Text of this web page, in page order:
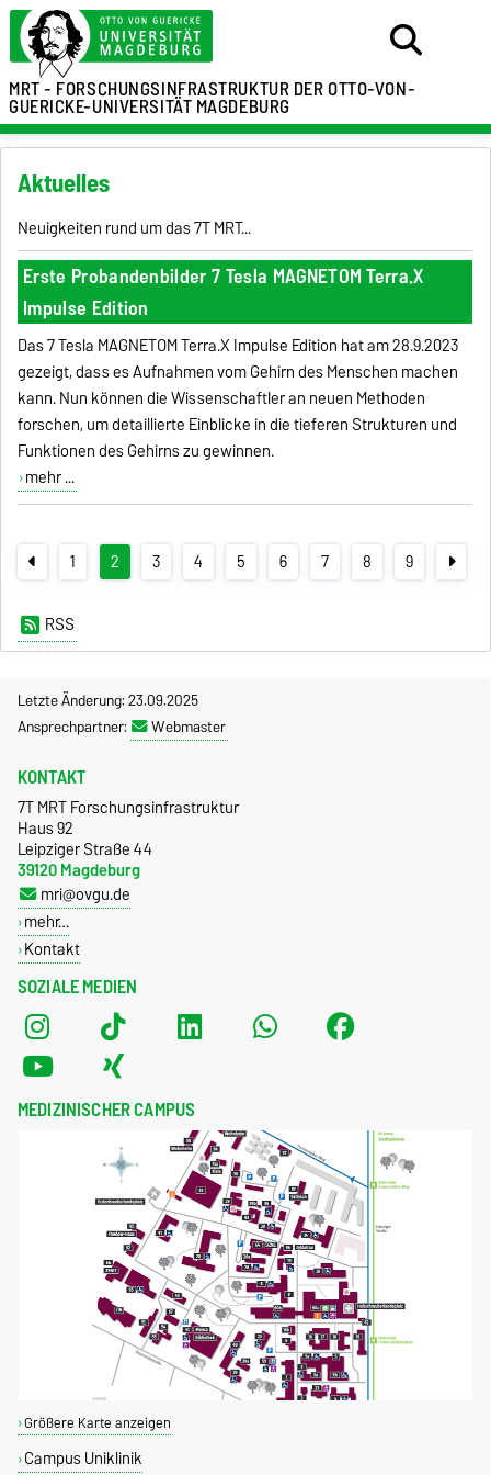
MRT - FORSCHUNGSINFRASTRUKTURDER OTTO-VON-
GUERICKE-UNIVERSITÄT MAGDEBURG
Aktuelles
Neuigkeiten rund um das 7T MRT...
Erste Probandenbilder 7 Tesla MAGNETOM Terra.X
Impulse Edition
Das 7 Tesla MAGNETOM Terra.X Impulse Edition hat am 28.9.2023
gezeigt, dass es Aufnahmen vom Gehirn des Menschen machen
kann. Nun können die Wissenschaftler an neuen Methoden
forschen, um detaillierte Einblicke in die tieferen Strukturen und
Funktionen des Gehirns zu gewinnen.
mehr ...
1 2 3 4 5 6 7 8 9
RSS
Letzte Änderung: 23.09.2025
Ansprechpartner:
Webmaster
SOZIALE MEDIEN
KONTAKT
7T MRT Forschungsinfrastruktur
Haus 92
Leipziger Straße 44
39120 Magdeburg
mri@ovgu.de
mehr…
Kontakt
MEDIZINISCHER CAMPUS
Größere Karte anzeigen
Campus Uniklinik